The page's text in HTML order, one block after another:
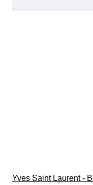
Yves Saint Laurent -